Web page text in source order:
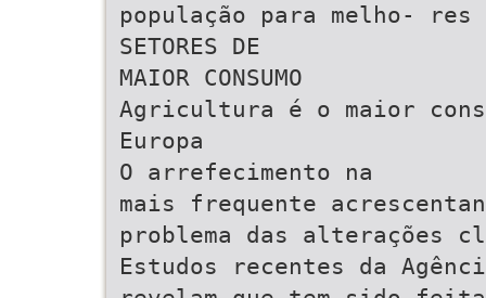
população para melho-
SETORES DE
MAIOR CONSUMO
Agricultura é o maior
Europa
O arrefecimento na
mais frequente
problema das alterações
Estudos recentes da